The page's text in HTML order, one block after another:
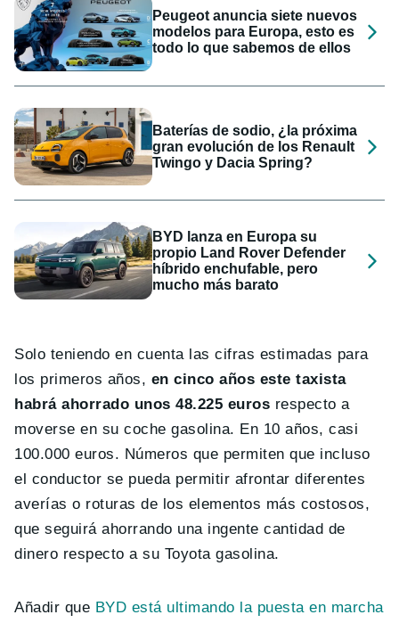
Peugeot anuncia siete nuevos
modelos para Europa, esto es
todo lo que sabemos de ellos
Baterías de sodio, ¿la próxima
gran evolución de los Renault
Twingo y Dacia Spring?
BYD lanza en Europa su
propio Land Rover Defender
híbrido enchufable, pero
mucho más barato
Solo teniendo en cuenta las cifras estimadas para
los primeros años, en cinco años este taxista
habrá ahorrado unos 48.225 euros respecto a
moverse en su coche gasolina. En 10 años, casi
100.000 euros. Números que permiten que incluso
el conductor se pueda permitir afrontar diferentes
averías o roturas de los elementos más costosos,
que seguirá ahorrando una ingente cantidad de
dinero respecto a su Toyota gasolina.
Añadir que BYD está ultimando la puesta en marcha